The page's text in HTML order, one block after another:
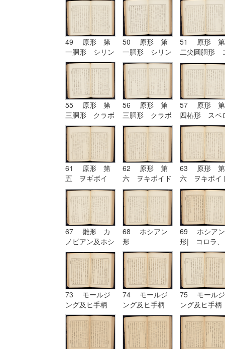
49 原形 第
一胴形 シリン
ドル
50 原形 第
一胴形 シリン
ドル
51 原形 第
二尖圓胴形
ノイド
55 原形 第
三胴形 クラボ
イド
56 原形 第
三胴形 クラボ
イド| 原形
第四椿形 スペ
ロイド
57 原形 第
四椿形 スペ
イド
61 原形 第
五 ヲギボイ
ド| 原形 第
六 ヲキボイド
62 原形 第
六 ヲキボイド
63 原形 第
六 ヲキボイ
67 雛形 カ
ノビアン及ホシ
アン| ホシア
ン形
68 ホシアン
形
69 ホシアン
形| コロラ、
カンパニユラ
及ヒ幹
73 モールジ
ング及ヒ手柄
74 モールジ
ング及ヒ手柄
75 モールジ
ング及ヒ手柄